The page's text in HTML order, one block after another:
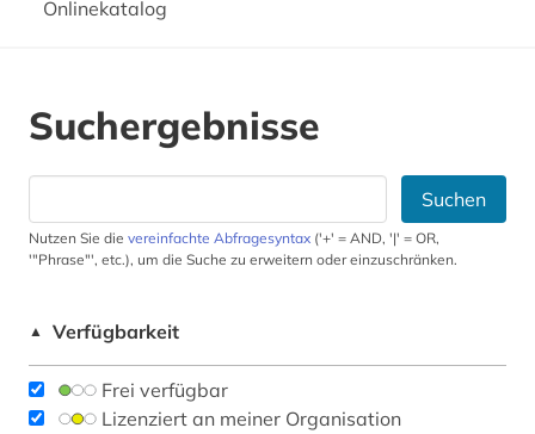
Onlinekatalog
Suchergebnisse
Suchen
Nutzen Sie die vereinfachte Abfragesyntax ('+' = AND, '|' = OR,
'"Phrase"', etc.), um die Suche zu erweitern oder einzuschränken.
▲ Verfügbarkeit
Frei verfügbar
Lizenziert an meiner Organisation